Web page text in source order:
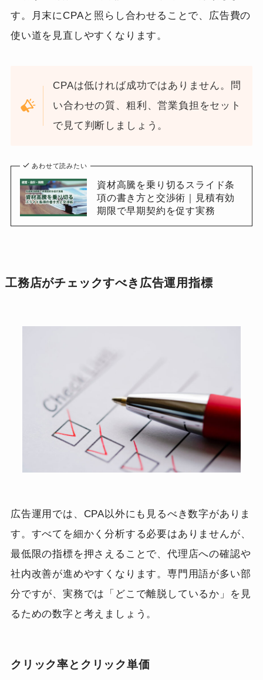
す。月末にCPAと照らし合わせることで、広告費の
使い道を見直しやすくなります。
CPAは低ければ成功ではありません。問
い合わせの質、粗利、営業負担をセット
で見て判断しましょう。
あわせて読みたい
資材高騰を乗り切るスライド条
項の書き方と交渉術｜見積有効
期限で早期契約を促す実務
工務店がチェックすべき広告運用指標
広告運用では、CPA以外にも見るべき数字がありま
す。すべてを細かく分析する必要はありませんが、
最低限の指標を押さえることで、代理店への確認や
社内改善が進めやすくなります。専門用語が多い部
分ですが、実務では「どこで離脱しているか」を見
るための数字と考えましょう。
クリック率とクリック単価